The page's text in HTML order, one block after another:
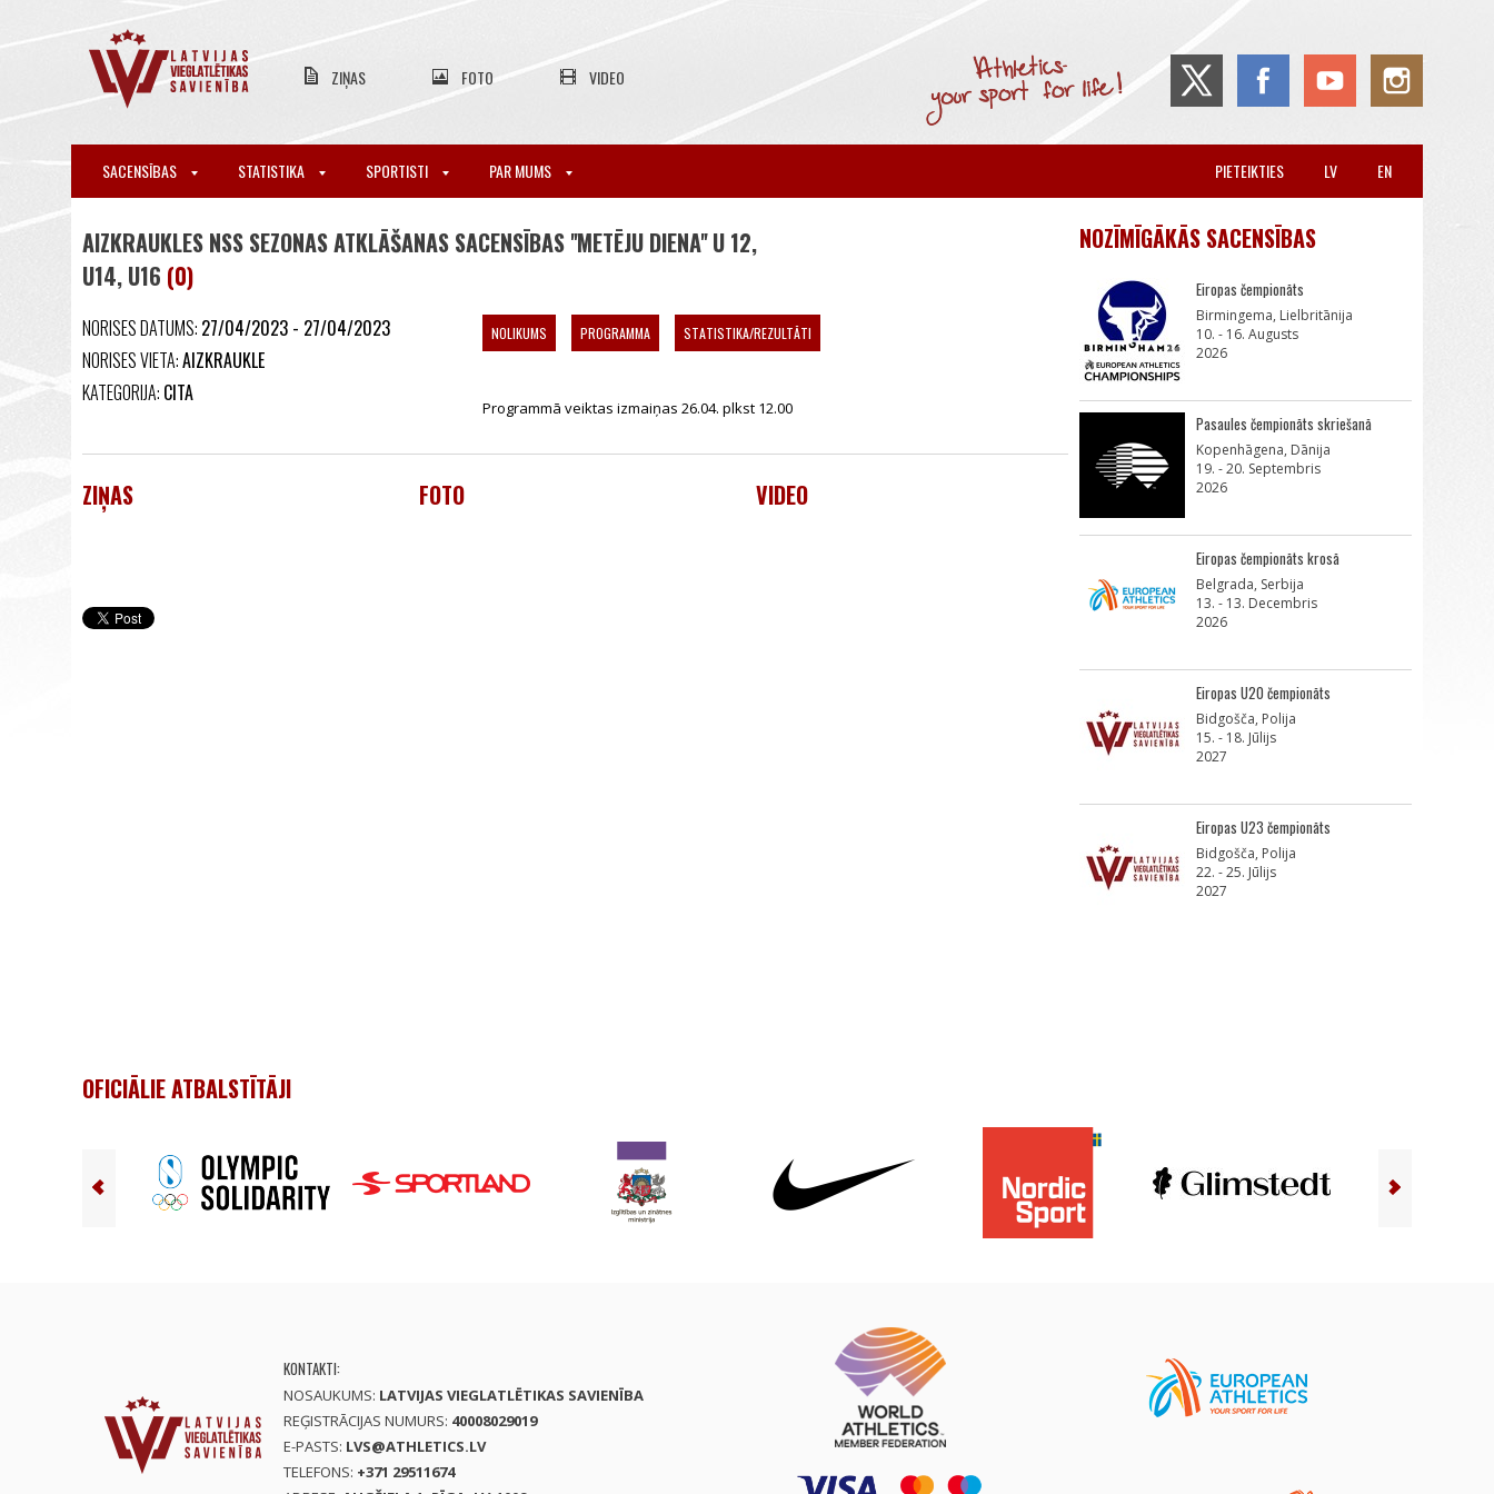
ZIŅAS FOTO VIDEO
SACENSĪBAS STATISTIKA SPORTISTI PAR MUMS EN
LV
PIETEIKTIES
AIZKRAUKLES NSS SEZONAS ATKLĀŠANAS SACENSĪBAS ''METĒJU DIENA'' U 12,
U14, U16 (0)
NORISES DATUMS: 27/04/2023 - 27/04/2023
NORISES VIETA:AIZKRAUKLE
KATEGORIJA: CITA
NOLIKUMS PROGRAMMA STATISTIKA/REZULTĀTI
Programmā veiktas izmaiņas 26.04. plkst 12.00
ZIŅAS FOTO VIDEO
NOZĪMĪGĀKĀS SACENSĪBAS
Eiropas čempionāts
Birmingema, Lielbritānija
10. - 16. Augusts
2026
Pasaules čempionāts skriešanā
Kopenhāgena, Dānija
19. - 20. Septembris
2026
Eiropas čempionāts krosā
Belgrada, Serbija
13. - 13. Decembris
2026
Eiropas U20 čempionāts
Bidgošča, Polija
15. - 18. Jūlijs
2027
Eiropas U23 čempionāts
Bidgošča, Polija
22. - 25. Jūlijs
2027
OFICIĀLIE ATBALSTĪTĀJI
KONTAKTI:
NOSAUKUMS: LATVIJAS VIEGLATLĒTIKAS SAVIENĪBA
REĢISTRĀCIJAS NUMURS: 40008029019
E-PASTS: LVS@ATHLETICS.LV
TELEFONS: +371 29511674